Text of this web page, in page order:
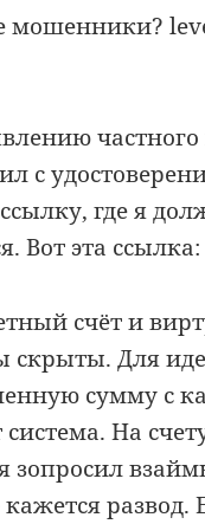
мошенники?
с
где я
Вот эта
счёт и
скрыты. Для
сумму с
система. На
я зопросил
развод.